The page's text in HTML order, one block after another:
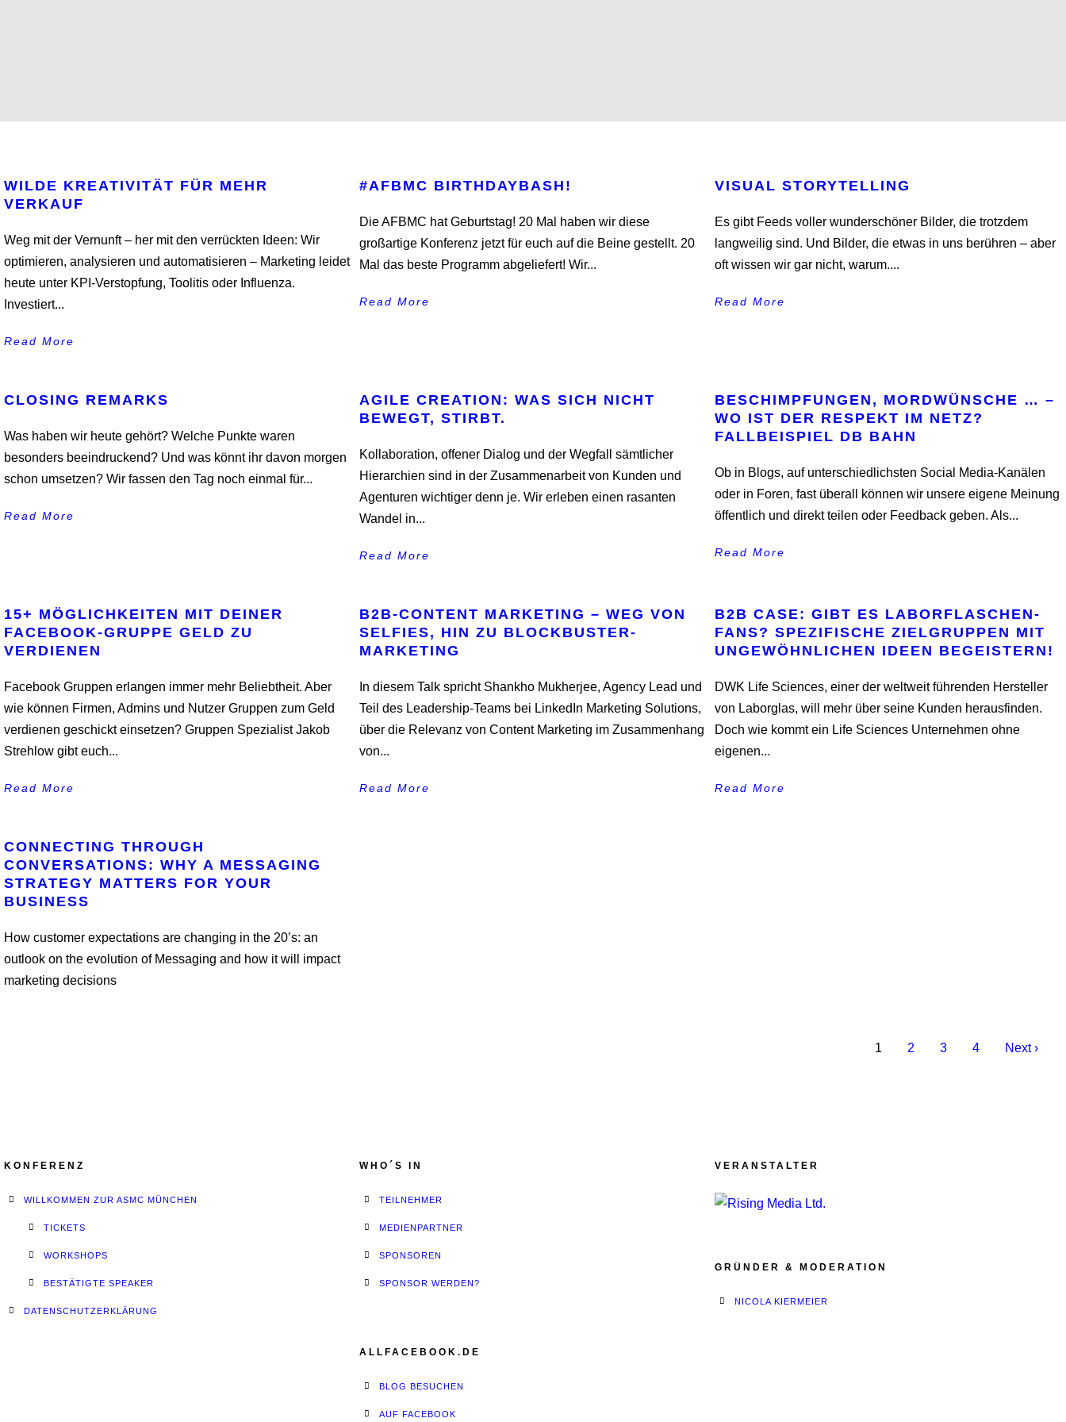
WILDE KREATIVITÄT FÜR MEHR
VERKAUF
Weg mit der Vernunft – her mit den verrückten Ideen: Wir
optimieren, analysieren und automatisieren – Marketing leidet
heute unter KPI-Verstopfung, Toolitis oder Influenza.
Investiert...
Read More
#AFBMC BIRTHDAYBASH!
Die AFBMC hat Geburtstag! 20 Mal haben wir diese
großartige Konferenz jetzt für euch auf die Beine gestellt. 20
Mal das beste Programm abgeliefert! Wir...
Read More
VISUAL STORYTELLING
Es gibt Feeds voller wunderschöner Bilder, die trotzdem
langweilig sind. Und Bilder, die etwas in uns berühren – aber
oft wissen wir gar nicht, warum....
Read More
CLOSING REMARKS
Was haben wir heute gehört? Welche Punkte waren
besonders beeindruckend? Und was könnt ihr davon morgen
schon umsetzen? Wir fassen den Tag noch einmal für...
Read More
AGILE CREATION: WAS SICH NICHT
BEWEGT, STIRBT.
Kollaboration, offener Dialog und der Wegfall sämtlicher
Hierarchien sind in der Zusammenarbeit von Kunden und
Agenturen wichtiger denn je. Wir erleben einen rasanten
Wandel in...
Read More
BESCHIMPFUNGEN, MORDWÜNSCHE … –
WO IST DER RESPEKT IM NETZ?
FALLBEISPIEL DB BAHN
Ob in Blogs, auf unterschiedlichsten Social Media-Kanälen
oder in Foren, fast überall können wir unsere eigene Meinung
öffentlich und direkt teilen oder Feedback geben. Als...
Read More
15+ MÖGLICHKEITEN MIT DEINER
FACEBOOK-GRUPPE GELD ZU
VERDIENEN
Facebook Gruppen erlangen immer mehr Beliebtheit. Aber
wie können Firmen, Admins und Nutzer Gruppen zum Geld
verdienen geschickt einsetzen? Gruppen Spezialist Jakob
Strehlow gibt euch...
Read More
B2B-CONTENT MARKETING – WEG VON
SELFIES, HIN ZU BLOCKBUSTER-
MARKETING
In diesem Talk spricht Shankho Mukherjee, Agency Lead und
Teil des Leadership-Teams bei LinkedIn Marketing Solutions,
über die Relevanz von Content Marketing im Zusammenhang
von...
Read More
B2B CASE: GIBT ES LABORFLASCHEN-
FANS? SPEZIFISCHE ZIELGRUPPEN MIT
UNGEWÖHNLICHEN IDEEN BEGEISTERN!
DWK Life Sciences, einer der weltweit führenden Hersteller
von Laborglas, will mehr über seine Kunden herausfinden.
Doch wie kommt ein Life Sciences Unternehmen ohne
eigenen...
Read More
CONNECTING THROUGH
CONVERSATIONS: WHY A MESSAGING
STRATEGY MATTERS FOR YOUR
BUSINESS
How customer expectations are changing in the 20’s: an
outlook on the evolution of Messaging and how it will impact
marketing decisions
1 2 3 4 Next ›
KONFERENZ
WILLKOMMEN ZUR ASMC MÜNCHEN
TICKETS
WORKSHOPS
BESTÄTIGTE SPEAKER
DATENSCHUTZERKLÄRUNG
WHO´S IN
TEILNEHMER
MEDIENPARTNER
SPONSOREN
SPONSOR WERDEN?
ALLFACEBOOK.DE
BLOG BESUCHEN
AUF FACEBOOK
VERANSTALTER
GRÜNDER & MODERATION
NICOLA KIERMEIER